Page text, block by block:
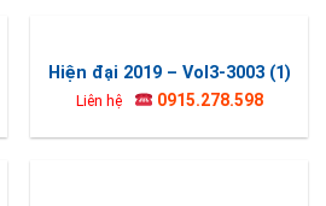
Hiện đại 2019 – Vol3-3003 (1)
Liên hệ 0915.278.598